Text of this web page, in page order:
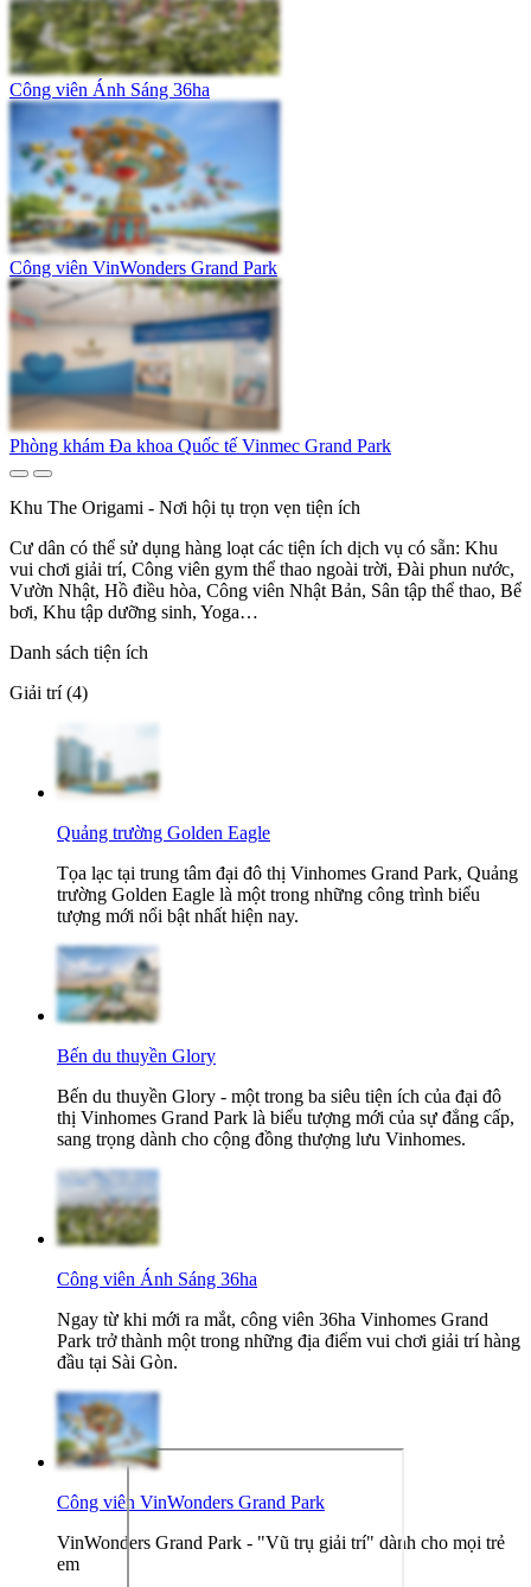
Công viên Ánh Sáng 36ha
Công viên VinWonders Grand Park
Phòng khám Đa khoa Quốc tế Vinmec Grand Park
Khu The Origami - Nơi hội tụ trọn vẹn tiện ích
Cư dân có thể sử dụng hàng loạt các tiện ích dịch vụ có sẵn: Khu
vui chơi giải trí, Công viên gym thể thao ngoài trời, Đài phun nước,
Vườn Nhật, Hồ điều hòa, Công viên Nhật Bản, Sân tập thể thao, Bể
bơi, Khu tập dưỡng sinh, Yoga…
Danh sách tiện ích
Giải trí (4)
Quảng trường Golden Eagle
Tọa lạc tại trung tâm đại đô thị Vinhomes Grand Park, Quảng
trường Golden Eagle là một trong những công trình biểu
tượng mới nổi bật nhất hiện nay.
Bến du thuyền Glory
Bến du thuyền Glory - một trong ba siêu tiện ích của đại đô
thị Vinhomes Grand Park là biểu tượng mới của sự đẳng cấp,
sang trọng dành cho cộng đồng thượng lưu Vinhomes.
Công viên Ánh Sáng 36ha
Ngay từ khi mới ra mắt, công viên 36ha Vinhomes Grand
Park trở thành một trong những địa điểm vui chơi giải trí hàng
đầu tại Sài Gòn.
Công viên VinWonders Grand Park
VinWonders Grand Park - "Vũ trụ giải trí" dành cho mọi trẻ
em